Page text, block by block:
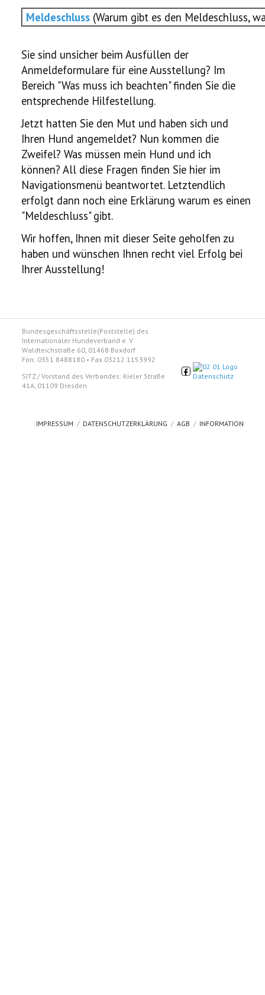
Meldeschluss (Warum gibt es den Meldeschluss,
Sie sind unsicher beim Ausfüllen der
Anmeldeformulare für eine Ausstellung? Im
Bereich "Was muss ich beachten" finden Sie die
entsprechende Hilfestellung.
Jetzt hatten Sie den Mut und haben sich und
Ihren Hund angemeldet? Nun kommen die
Zweifel? Was müssen mein Hund und ich
können? All diese Fragen finden Sie hier im
Navigationsmenü beantwortet. Letztendlich
erfolgt dann noch eine Erklärung warum es einen
"Meldeschluss" gibt.
Wir hoffen, Ihnen mit dieser Seite geholfen zu
haben und wünschen Ihnen recht viel Erfolg bei
Ihrer Ausstellung!
Bundesgeschäftsstelle(Poststelle) des
Internationaler Hundeverband e. V.
Waldteichstraße 60, 01468 Boxdorf
Fon: 0351 8488180 • Fax 03212 1153992
SITZ / Vorstand des Verbandes: Kieler Straße
41A, 01109 Dresden
IMPRESSUM DATENSCHUTZERKLÄRUNG AGB INFORMATION